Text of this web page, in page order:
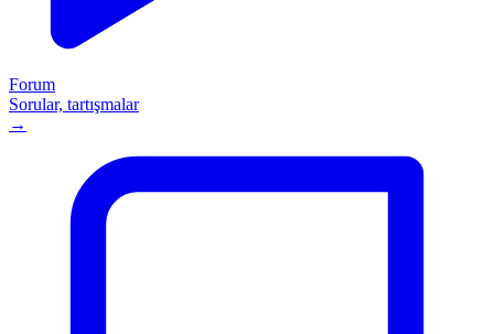
Forum
Sorular, tartışmalar
→